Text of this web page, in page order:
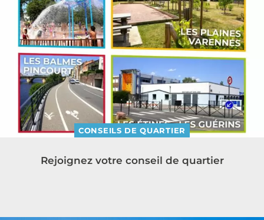
CONSEILS DE QUARTIER
Rejoignez votre conseil de quartier